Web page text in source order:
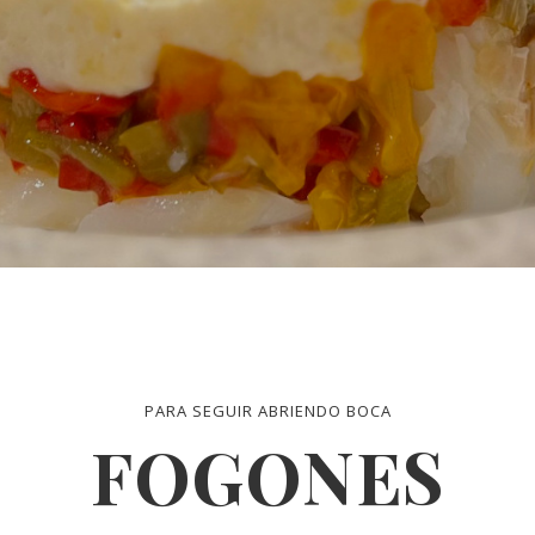
y sal"
PARA SEGUIR ABRIENDO BOCA
FOGONES